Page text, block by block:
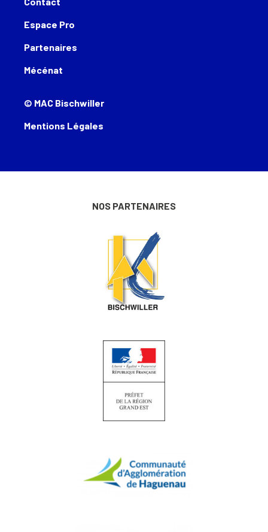
Espace Pro
Partenaires
Mécénat
© MAC Bischwiller
Mentions Légales
NOS PARTENAIRES